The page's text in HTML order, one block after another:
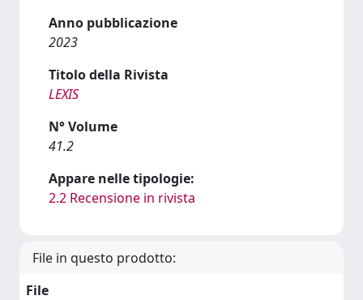
Anno pubblicazione
2023
Titolo della Rivista
LEXIS
N° Volume
41.2
Appare nelle tipologie:
2.2 Recensione in rivista
File in questo prodotto:
File